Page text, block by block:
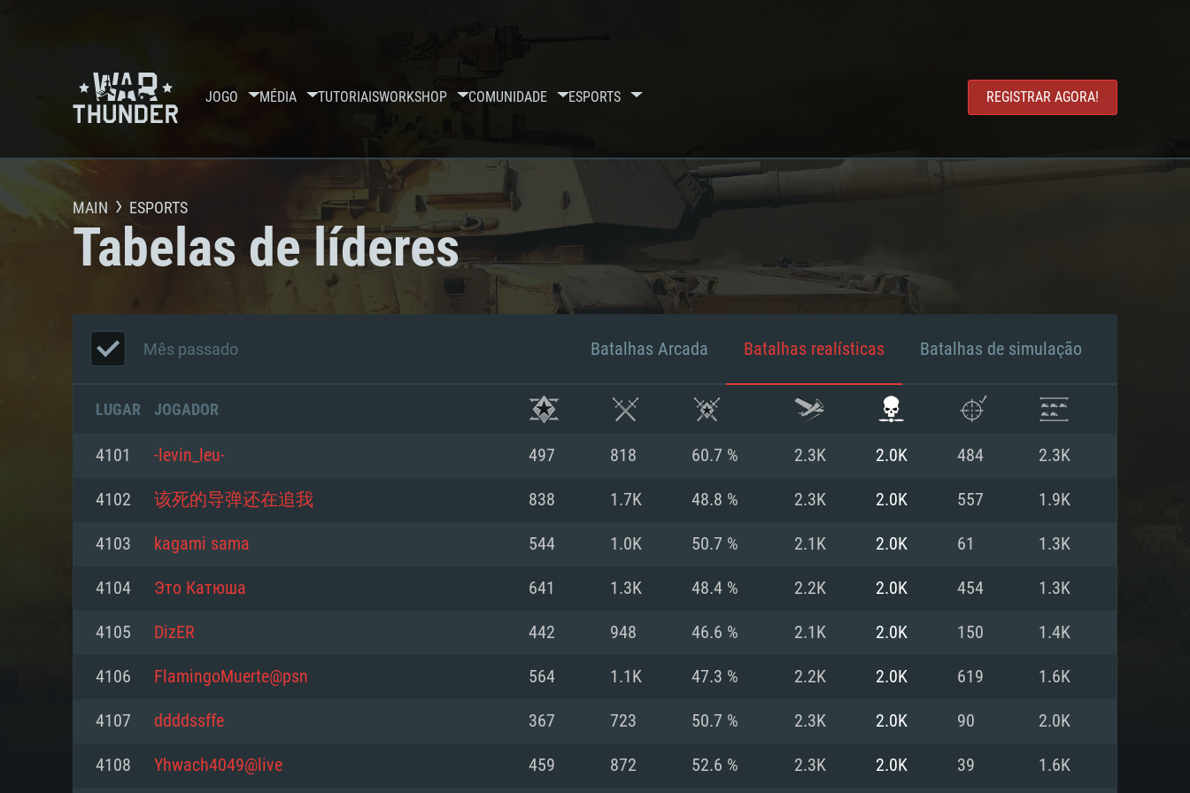
JOGO MÉDIA TUTORIAISWORKSHOP COMUNIDADE ESPORTS REGISTRAR AGORA!
REQUERIMENTOS DE SISTEMA
MAIN ESPORTS
Tabelas de líderes
Mês passado Batalhas Arcada Batalhas realísticas Batalhas de simulação
LUGAR JOGADOR
4101 -levin_leu- 497 818 60.7 % 2.3K 2.0K 484 2.3K
4102 该死的导弹还在追我 838 1.7K 48.8 % 2.3K 2.0K 557 1.9K
4103 kagami sama 544 1.0K 50.7 % 2.1K 2.0K 61 1.3K
4104 Это Катюша 641 1.3K 48.4 % 2.2K 2.0K 454 1.3K
4105 DizER 442 948 46.6 % 2.1K 2.0K 150 1.4K
4106 FlamingoMuerte@psn 564 1.1K 47.3 % 2.2K 2.0K 619 1.6K
4107 ddddssffe 367 723 50.7 % 2.3K 2.0K 90 2.0K
4108 Yhwach4049@live 459 872 52.6 % 2.3K 2.0K 39 1.6K